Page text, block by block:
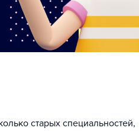
старых специальностей,